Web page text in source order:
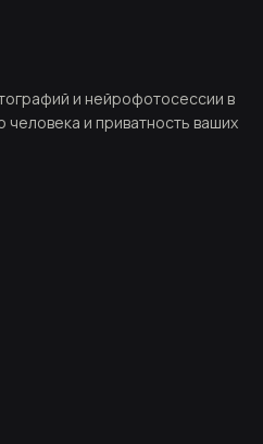
и нейрофотосессии в
и приватность ваших